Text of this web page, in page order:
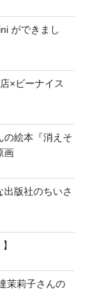
ができまし
店×ビーナイス
の絵本『消えそ
画
出版社のちいさ
茉莉子さんの